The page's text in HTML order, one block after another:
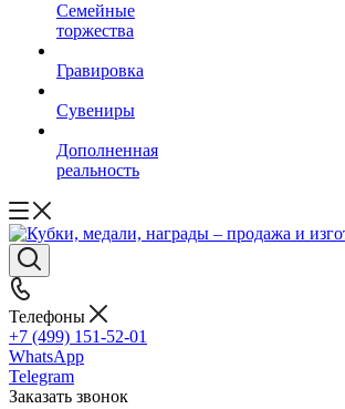
Семейные
торжества
Гравировка
Сувениры
Дополненная
реальность
Телефоны
+7 (499) 151-52-01
WhatsApp
Telegram
Заказать звонок